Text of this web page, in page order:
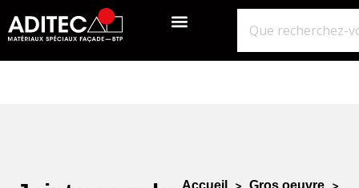
Accueil > Gros oeuvre >